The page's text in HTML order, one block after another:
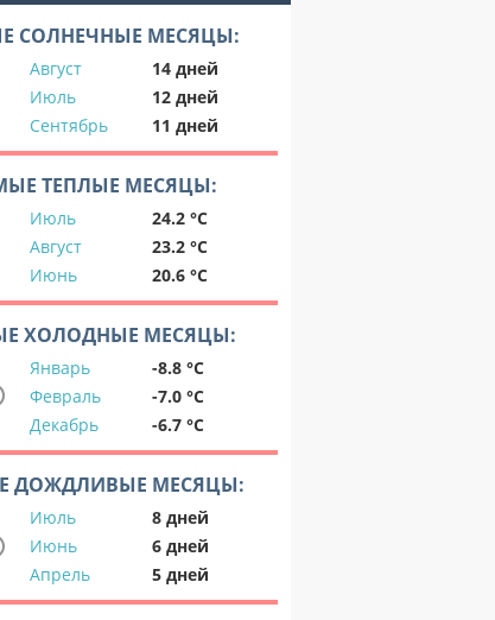
СОЛНЕЧНЫЕ МЕСЯЦЫ:
Август
14 дней
Июль
12 дней
Сентябрь
11 дней
ТЕПЛЫЕ МЕСЯЦЫ:
Июль
24.2 °C
Август
23.2 °C
Июнь
20.6 °C
ХОЛОДНЫЕ МЕСЯЦЫ:
Январь
-8.8 °C
Февраль
-7.0 °C
Декабрь
-6.7 °C
ДОЖДЛИВЫЕ МЕСЯЦЫ:
Июль
8 дней
Июнь
6 дней
Апрель
5 дней